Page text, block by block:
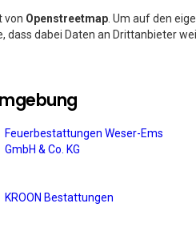
von Openstreetmap . Um auf den
dabei Daten an Drittanbieter
Feuerbestattungen Weser-Ems
GmbH & Co. KG
KROON Bestattungen